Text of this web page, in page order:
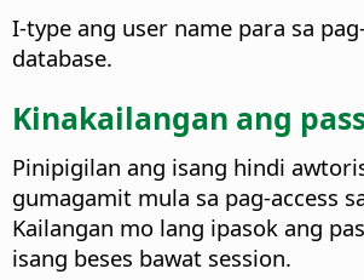
I-type ang user name para sa
database.
Kinakailangan ang
Pinipigilan ang isang hindi
gumagamit mula sa pag-access
Kailangan mo lang ipasok ang
isang beses bawat session.